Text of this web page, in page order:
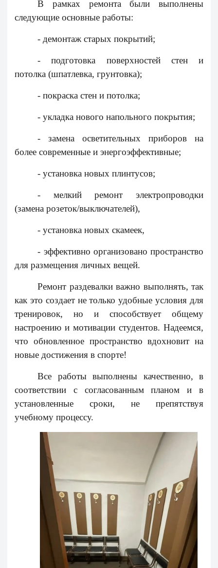
В рамках ремонта были выполнены
следующие основные работы:
- демонтаж старых покрытий;
- подготовка поверхностей стен и
потолка (шпатлевка, грунтовка);
- покраска стен и потолка;
- укладка нового напольного покрытия;
- замена осветительных приборов на
более современные и энергоэффективные;
- установка новых плинтусов;
- мелкий ремонт электропроводки
(замена розеток/выключателей),
- установка новых скамеек,
- эффективно организовано пространство
для размещения личных вещей.
Ремонт раздевалки важно выполнять, так
как это создает не только удобные условия для
тренировок, но и способствует общему
настроению и мотивации студентов. Надеемся,
что обновленное пространство вдохновит на
новые достижения в спорте!
Все работы выполнены качественно, в
соответствии с согласованным планом и в
установленные сроки, не препятствуя
учебному процессу.